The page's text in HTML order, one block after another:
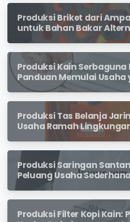
Produksi Briket dari
untuk Bahan Bakar
Produksi Kain Serbaguna
Panduan Memulai Usaha
Menjanjikan untuk
Produksi Tas Belanja
Usaha Ramah
Produksi Saringan
Peluang Usaha
Permintaan yang Terus
Produksi Filter Kopi Kain: